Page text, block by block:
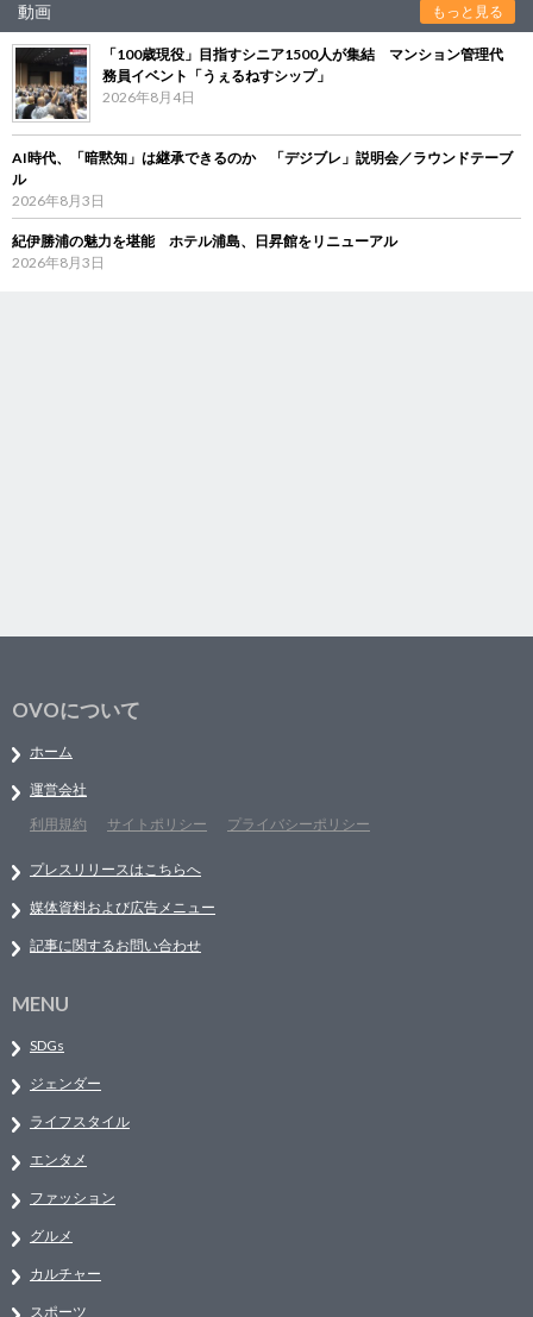
動画 もっと見る
「100歳現役」目指すシニア1500人が集結 マンション管理代
務員イベント「うぇるねすシップ」
2026年8月4日
AI時代、「暗黙知」は継承できるのか 「デジブレ」説明会／ラウンドテーブ
ル
2026年8月3日
紀伊勝浦の魅力を堪能 ホテル浦島、日昇館をリニューアル
2026年8月3日
OVOについて
ホーム
運営会社
利用規約
サイトポリシー プライバシーポリシー
プレスリリースはこちらへ
媒体資料および広告メニュー
記事に関するお問い合わせ
MENU
SDGs
ジェンダー
ライフスタイル
エンタメ
ファッション
グルメ
カルチャー
スポーツ